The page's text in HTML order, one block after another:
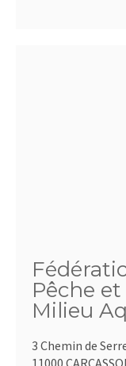
Pêche
Milieu
3 Chemin de
11000